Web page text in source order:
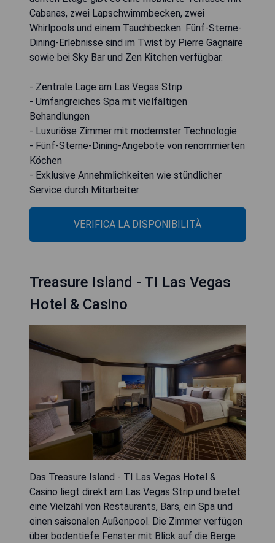
Cabanas, zwei Lapschwimmbecken, zwei
Whirlpools und einem Tauchbecken. Fünf-Sterne-
Dining-Erlebnisse sind im Twist by Pierre Gagnaire
sowie bei Sky Bar und Zen Kitchen verfügbar.
- Zentrale Lage am Las Vegas Strip
- Umfangreiches Spa mit vielfältigen
Behandlungen
- Luxuriöse Zimmer mit modernster Technologie
- Fünf-Sterne-Dining-Angebote von renommierten
Köchen
- Exklusive Annehmlichkeiten wie stündlicher
Service durch Mitarbeiter
VERIFICA LA DISPONIBILITÀ
Treasure Island - TI Las Vegas
Hotel & Casino
Das Treasure Island - TI Las Vegas Hotel &
Casino liegt direkt am Las Vegas Strip und bietet
eine Vielzahl von Restaurants, Bars, ein Spa und
einen saisonalen Außenpool. Die Zimmer verfügen
über bodentiefe Fenster mit Blick auf die Berge